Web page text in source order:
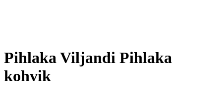
Pihlaka Viljandi Pihlaka
kohvik